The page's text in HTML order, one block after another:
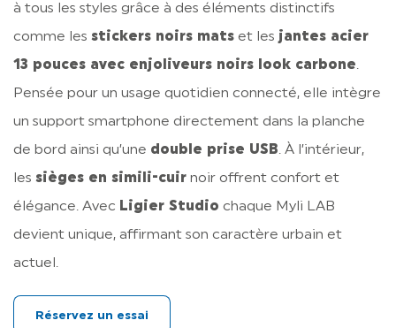
à tous les styles grâce à des éléments distinctifs
comme les stickers noirs mats et les jantes acier
13 pouces avec enjoliveurs noirs look carbone.
Pensée pour un usage quotidien connecté, elle intègre
un support smartphone directement dans la planche
de bord ainsi qu’une double prise USB. À l’intérieur,
les sièges en simili-cuir noir offrent confort et
élégance. Avec Ligier Studio chaque Myli LAB
devient unique, affirmant son caractère urbain et
actuel.
Réservez un essai